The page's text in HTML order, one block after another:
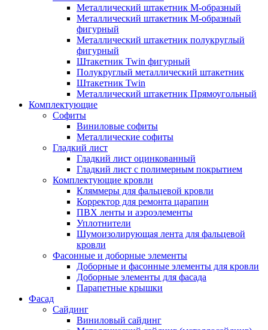
Металлический штакетник М-образный
Металлический штакетник М-образный
фигурный
Металлический штакетник полукруглый
фигурный
Штакетник Twin фигурный
Полукруглый металлический штакетник
Штакетник Twin
Металлический штакетник Прямоугольный
Комплектующие
Cофиты
Виниловые софиты
Металлические софиты
Гладкий лист
Гладкий лист оцинкованный
Гладкий лист с полимерным покрытием
Комплектующие кровли
Кляммеры для фальцевой кровли
Корректор для ремонта царапин
ПВХ ленты и аэроэлементы
Уплотнители
Шумоизолирующая лента для фальцевой
кровли
Фасонные и доборные элементы
Доборные и фасонные элементы для кровли
Доборные элементы для фасада
Парапетные крышки
Фасад
Сайдинг
Виниловый сайдинг